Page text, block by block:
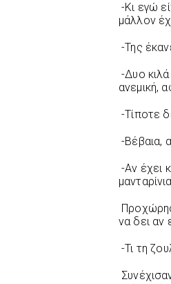
-Κι εγώ
μάλλον
-Της
-Δυο κιλά
ανεμική,
-Τίποτε
-Βέβαια,
-Αν έχει
να δει αν
-Τι τη